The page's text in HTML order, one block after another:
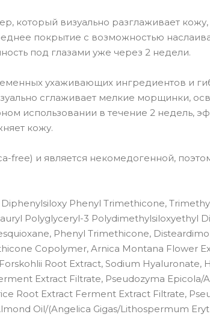
который визуально разглаживает кожу,
покрытие с возможностью
под глазами уже через 2 недели.
ухаживающих ингредиентов и
сглаживает мелкие морщинки,
использовании в течение 2 недель,
кожу.
и является некомедогенной,
Diphenylsiloxy Phenyl Trimethicone,
Polyglyceryl-3 Polydimethylsiloxyethyl
Phenyl Trimethicone,
Copolymer, Arnica Montana Flower
Root Extract, Sodium Hyaluronate,
Extract Filtrate, Pseudozyma
Root Extract Ferment Extract Filtrate,
Oil/(Angelica Gigas/Lithospermum